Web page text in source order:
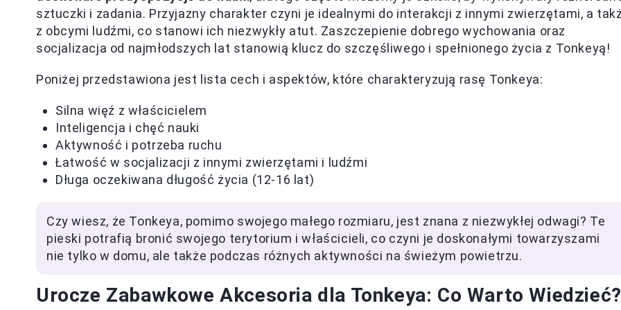
sztuczki i zadania. Przyjazny charakter czyni je idealnymi do interakcji z innymi zwierzętami, a
z obcymi ludźmi, co stanowi ich niezwykły atut. Zaszczepienie dobrego wychowania oraz
socjalizacja od najmłodszych lat stanowią klucz do szczęśliwego i spełnionego życia z Tonkeyą!
Poniżej przedstawiona jest lista cech i aspektów, które charakteryzują rasę Tonkeya:
Silna więź z właścicielem
Inteligencja i chęć nauki
Aktywność i potrzeba ruchu
Łatwość w socjalizacji z innymi zwierzętami i ludźmi
Długa oczekiwana długość życia (12-16 lat)
Czy wiesz, że Tonkeya, pomimo swojego małego rozmiaru, jest znana z niezwykłej odwagi? Te
pieski potrafią bronić swojego terytorium i właścicieli, co czyni je doskonałymi towarzyszami
nie tylko w domu, ale także podczas różnych aktywności na świeżym powietrzu.
Urocze Zabawkowe Akcesoria dla Tonkeya: Co Warto Wiedzieć?